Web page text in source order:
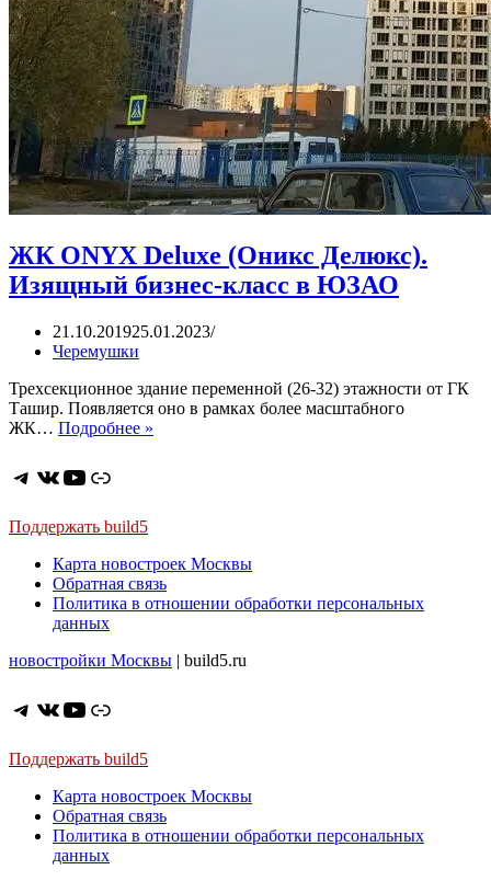
ЖК ONYX Deluxe (Оникс Делюкс).
Изящный бизнес-класс в ЮЗАО
21.10.201925.01.2023
Черемушки
Трехсекционное здание переменной (26-32) этажности от ГК
Ташир. Появляется оно в рамках более масштабного
ЖК… Подробнее »
класс
в
ЮЗАО
Telegram
ВКонтакте
YouTube
Ссылка
Поддержать build5
Карта новостроек Москвы
Обратная связь
Политика в отношении обработки персональных
данных
новостройки Москвы | build5.ru
Telegram
ВКонтакте
YouTube
Ссылка
Поддержать build5
Карта новостроек Москвы
Обратная связь
Политика в отношении обработки персональных
данных